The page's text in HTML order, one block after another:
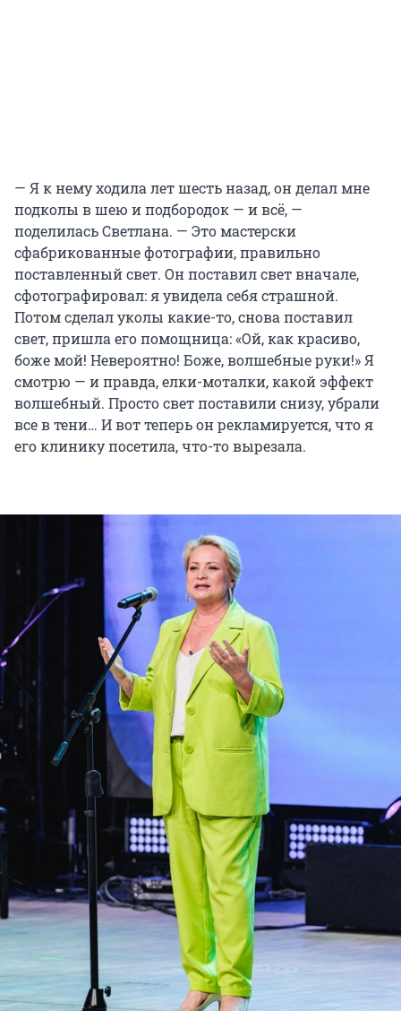
— Я к нему ходила лет шесть назад, он делал мне
подколы в шею и подбородок — и всё, —
поделилась Светлана. — Это мастерски
сфабрикованные фотографии, правильно
поставленный свет. Он поставил свет вначале,
сфотографировал: я увидела себя страшной.
Потом сделал уколы какие-то, снова поставил
свет, пришла его помощница: «Ой, как красиво,
боже мой! Невероятно! Боже, волшебные руки!» Я
смотрю — и правда, елки-моталки, какой эффект
волшебный. Просто свет поставили снизу, убрали
все в тени… И вот теперь он рекламируется, что я
его клинику посетила, что-то вырезала.